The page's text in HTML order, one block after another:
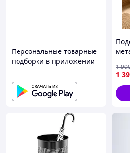
Персональные товарные
подборки в приложении
1
1